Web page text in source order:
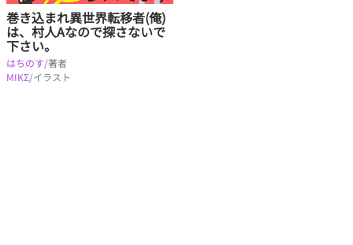
巻き込まれ異世界転移者(俺)
は、村人Aなので探さないで
下さい。
はちのす/著者
MIKΣ/イラスト